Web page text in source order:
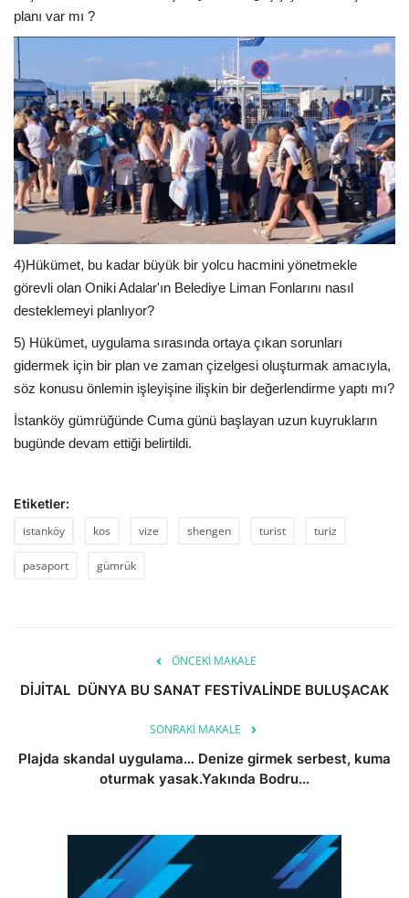
planı var mı ?
4)Hükümet, bu kadar büyük bir yolcu hacmini yönetmekle
görevli olan Oniki Adalar'ın Belediye Liman Fonlarını nasıl
desteklemeyi planlıyor?
5) Hükümet, uygulama sırasında ortaya çıkan sorunları
gidermek için bir plan ve zaman çizelgesi oluşturmak amacıyla,
söz konusu önlemin işleyişine ilişkin bir değerlendirme yaptı mı?
İstanköy gümrüğünde Cuma günü başlayan uzun kuyrukların
bugünde devam ettiği belirtildi.
Etiketler:
istanköy
kos vize shengen turist turiz
pasaport gümrük
ÖNCEKI MAKALE
DİJİTAL DÜNYA BU SANAT FESTİVALİNDE BULUŞACAK
SONRAKI MAKALE
Plajda skandal uygulama… Denize girmek serbest, kuma
oturmak yasak.Yakında Bodru...